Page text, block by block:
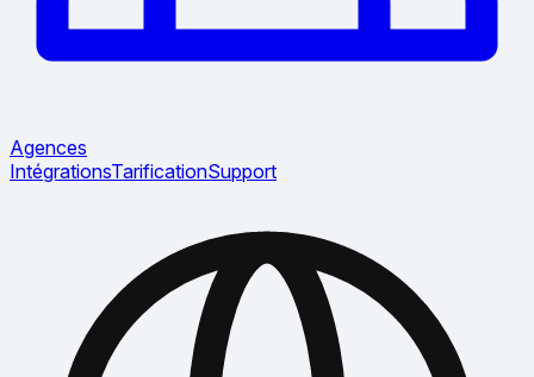
Agences
IntégrationsTarificationSupport